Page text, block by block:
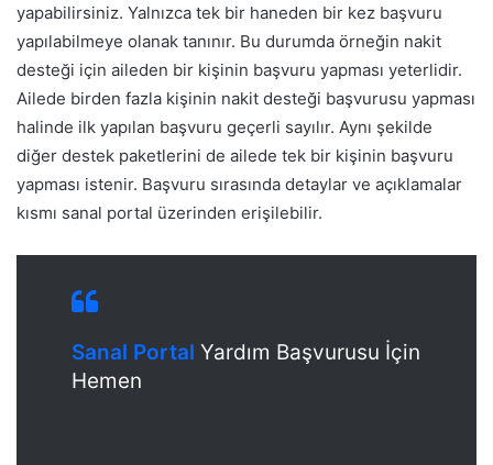
yapabilirsiniz. Yalnızca tek bir haneden bir kez başvuru
yapılabilmeye olanak tanınır. Bu durumda örneğin nakit
desteği için aileden bir kişinin başvuru yapması yeterlidir.
Ailede birden fazla kişinin nakit desteği başvurusu yapması
halinde ilk yapılan başvuru geçerli sayılır. Aynı şekilde
diğer destek paketlerini de ailede tek bir kişinin başvuru
yapması istenir. Başvuru sırasında detaylar ve açıklamalar
kısmı sanal portal üzerinden erişilebilir.
Sanal Portal Yardım Başvurusu İçin
Hemen